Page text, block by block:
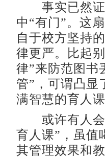
事实已然证
中“有门”。这
自于校方坚持
律更严。比起
律”来防范图书
管”，可谓凸显
满智慧的育人课
或许有人会
育人课”，虽值
其管理效果和